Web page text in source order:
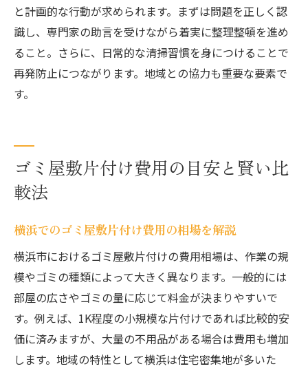
無理なく進めるためのタイムスケジュール
効率的にゴミ屋敷を片付けるポイント集
ゴミ屋敷整理で役立つ便利グッズ活用法
横浜で安心できるゴミ屋敷解決の秘訣
片付け後の消臭・修繕サービス活用法
ゴミ屋敷解決で新たな生活を始めるヒント
と計画的な行動が求められます。まずは問題を正しく認
識し、専門家の助言を受けながら着実に整理整頓を進め
ること。さらに、日常的な清掃習慣を身につけることで
再発防止につながります。地域との協力も重要な要素で
す。
ゴミ屋敷片付け費用の目安と賢い比
較法
横浜でのゴミ屋敷片付け費用の相場を解説
横浜市におけるゴミ屋敷片付けの費用相場は、作業の規
模やゴミの種類によって大きく異なります。一般的には
部屋の広さやゴミの量に応じて料金が決まりやすいで
す。例えば、1K程度の小規模な片付けであれば比較的安
価に済みますが、大量の不用品がある場合は費用も増加
します。地域の特性として横浜は住宅密集地が多いた